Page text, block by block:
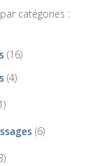
catégories :
(16)
(4)
(6)